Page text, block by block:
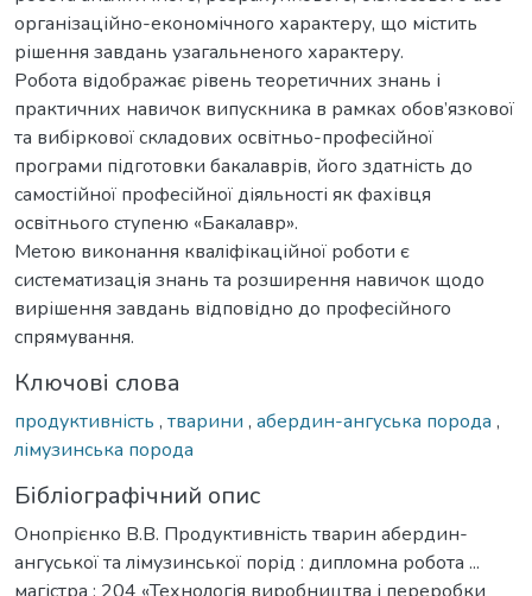
організаційно-економічного характеру, що містить
рішення завдань узагальненого характеру.
Робота відображає рівень теоретичних знань і
практичних навичок випускника в рамках обов’язкової
та вибіркової складових освітньо-професійної
програми підготовки бакалаврів, його здатність до
самостійної професійної діяльності як фахівця
освітнього ступеню «Бакалавр».
Метою виконання кваліфікаційної роботи є
систематизація знань та розширення навичок щодо
вирішення завдань відповідно до професійного
спрямування.
Ключові слова
продуктивність , тварини , абердин-ангуська порода ,
лімузинська порода
Бібліографічний опис
Онопрієнко В.В. Продуктивність тварин абердин-
ангуської та лімузинської порід : дипломна робота ...